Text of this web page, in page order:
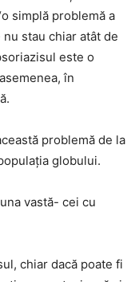
simplă problemă a
stau chiar atât de
este o
în
problemă de la
globului.
vastă- cei cu
chiar dacă poate fi